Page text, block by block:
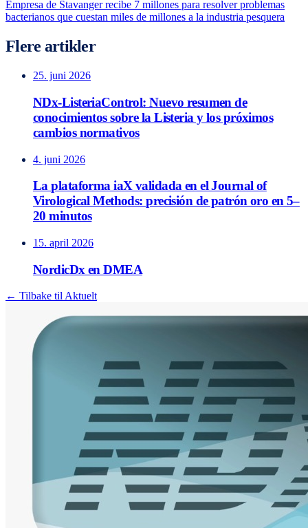
Empresa de Stavanger recibe 7 millones para resolver problemas
bacterianos que cuestan miles de millones a la industria pesquera
Flere artikler
25. juni 2026
NDx-ListeriaControl: Nuevo resumen de
conocimientos sobre la Listeria y los próximos
cambios normativos
4. juni 2026
La plataforma iaX validada en el Journal of
Virological Methods: precisión de patrón oro en 5–
20 minutos
15. april 2026
NordicDx en DMEA
← Tilbake til Aktuelt